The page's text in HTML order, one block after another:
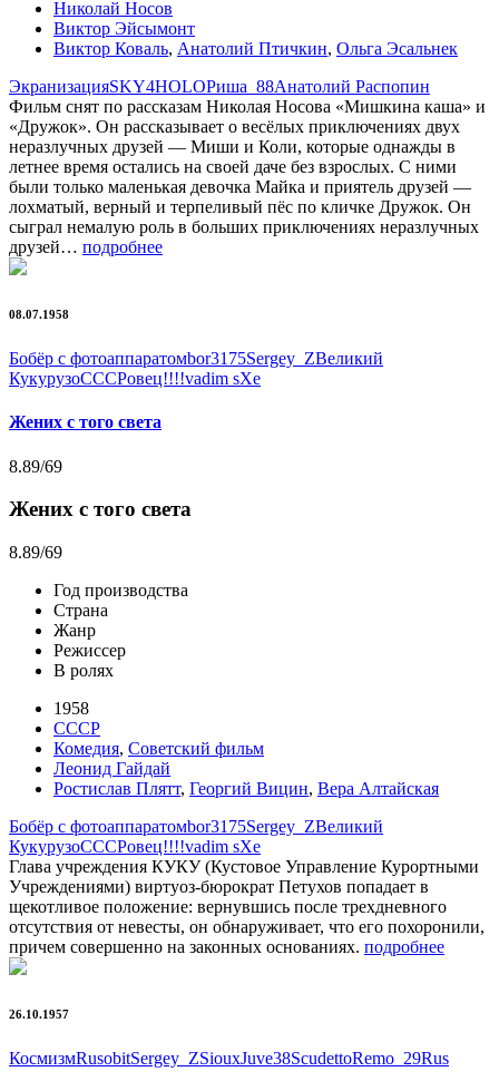
Николай Носов
Виктор Эйсымонт
Виктор Коваль, Анатолий Птичкин, Ольга Эсальнек
ЭкранизацияSKY4HOLOРиша_88Анатолий Распопин
Фильм снят по рассказам Николая Носова «Мишкина каша» и
«Дружок». Он рассказывает о весёлых приключениях двух
неразлучных друзей — Миши и Коли, которые однажды в
летнее время остались на своей даче без взрослых. С ними
были только маленькая девочка Майка и приятель друзей —
лохматый, верный и терпеливый пёс по кличке Дружок. Он
сыграл немалую роль в больших приключениях неразлучных
друзей… подробнее
08.07.1958
Бобёр с фотоаппаратомbor3175Sergey_ZВеликий
КукурузоСССРовец!!!!vadim sXe
Жених с того света
8.89/69
Жених с того света
8.89/69
Год производства
Страна
Жанр
Режиссер
В ролях
1958
СССР
Комедия, Советский фильм
Леонид Гайдай
Ростислав Плятт, Георгий Вицин, Вера Алтайская
Бобёр с фотоаппаратомbor3175Sergey_ZВеликий
КукурузоСССРовец!!!!vadim sXe
Глава учреждения КУКУ (Кустовое Управление Курортными
Учреждениями) виртуоз-бюрократ Петухов попадает в
щекотливое положение: вернувшись после трехдневного
отсутствия от невесты, он обнаруживает, что его похоронили,
причем совершенно на законных основаниях. подробнее
26.10.1957
КосмизмRusobitSergey_ZSiouxJuve38ScudettoRemo_29Rus